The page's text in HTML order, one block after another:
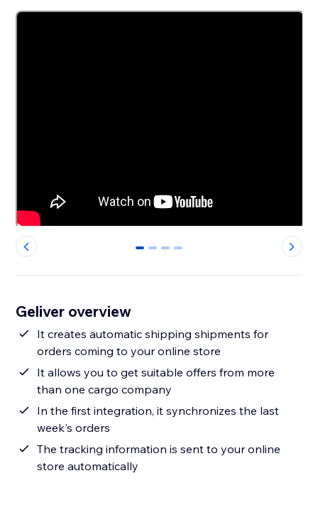
0 1 2 3
Geliver overview
It creates automatic shipping shipments for
orders coming to your online store
It allows you to get suitable offers from more
than one cargo company
In the first integration, it synchronizes the last
week's orders
The tracking information is sent to your online
store automatically